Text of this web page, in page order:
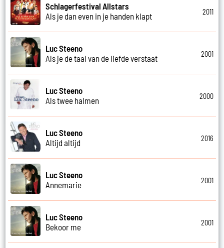
Schlagerfestival Allstars
Als je dan even in je handen klapt
2011
Luc Steeno
Als je de taal van de liefde verstaat
2001
Luc Steeno
Als twee halmen
2000
Luc Steeno
Altijd altijd
2016
Luc Steeno
Annemarie
2001
Luc Steeno
Bekoor me
2001